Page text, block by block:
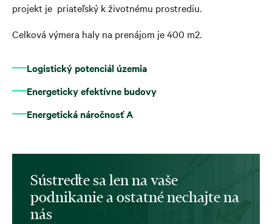
projekt je priateľský k životnému prostrediu.
Celková výmera haly na prenájom je 400 m2.
Logistický potenciál územia
Energeticky efektívne budovy
Energetická náročnosť A
Sústreďte sa len na vaše
podnikanie a ostatné nechajte na
nás